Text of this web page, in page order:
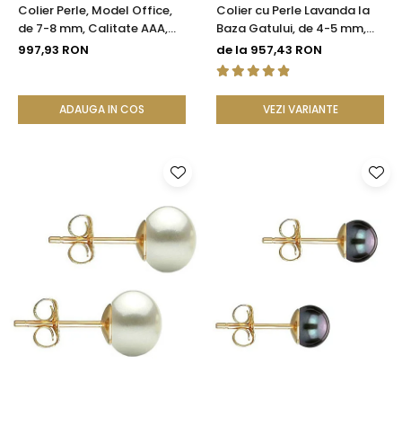
Colier Perle, Model Office,
de 7-8 mm, Calitate AAA,
Aur 14K | KASKADDA®
997,93 RON
ADAUGA IN COS
Colier cu Perle Lavanda la
Baza Gatului, de 4-5 mm,
Perle Rare, Calitate AAA+,
Aur 14K | KASKADDA®
de la 957,43 RON
VEZI VARIANTE